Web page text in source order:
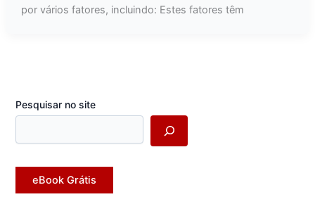
por vários fatores, incluindo: Estes fatores têm
Pesquisar no site
eBook Grátis